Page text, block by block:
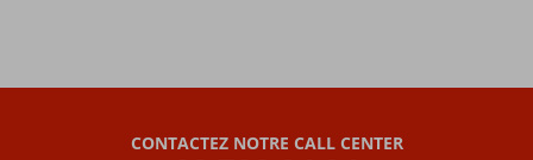
êtes
le
les
CONTACTEZ NOTRE CALL CENTER